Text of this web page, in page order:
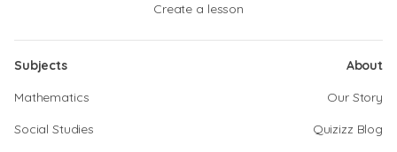
Create a lesson
Subjects
Mathematics
Social Studies
About
Our Story
Quizizz Blog